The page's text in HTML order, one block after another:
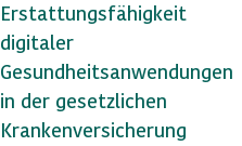
Erstattungsfähigkeit
digitaler
Gesundheitsanwendungen
in der gesetzlichen
Krankenversicherung